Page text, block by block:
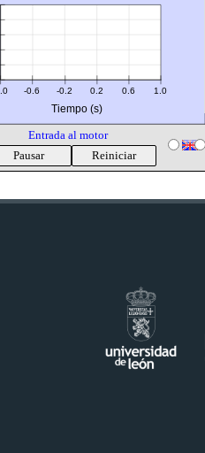
Tiempo (s)
-0.6 -0.2 0.2 0.6 1.0
Entrada al motor
Pausar Reiniciar